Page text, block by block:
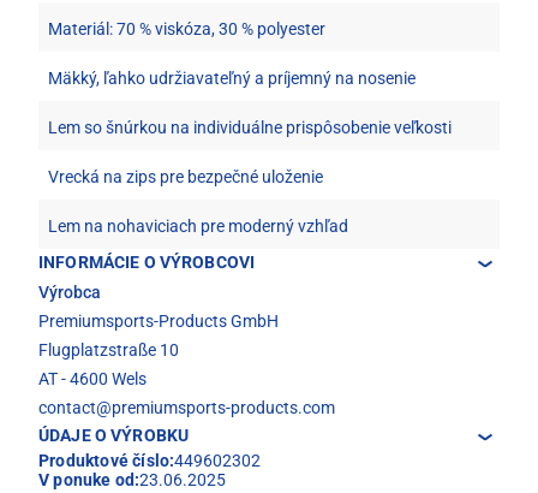
Materiál: 70 % viskóza, 30 % polyester
Mäkký, ľahko udržiavateľný a príjemný na nosenie
Lem so šnúrkou na individuálne prispôsobenie veľkosti
Vrecká na zips pre bezpečné uloženie
Lem na nohaviciach pre moderný vzhľad
INFORMÁCIE O VÝROBCOVI
Výrobca
Premiumsports-Products GmbH
Flugplatzstraße 10
AT - 4600 Wels
contact@premiumsports-products.com
ÚDAJE O VÝROBKU
Produktové číslo:449602302
V ponuke od:23.06.2025